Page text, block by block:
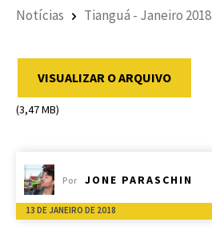
Notícias Tianguá - Janeiro 2018
VISUALIZAR O ARQUIVO
(3,47 MB)
Por JONE PARASCHIN
13 DE JANEIRO DE 2018